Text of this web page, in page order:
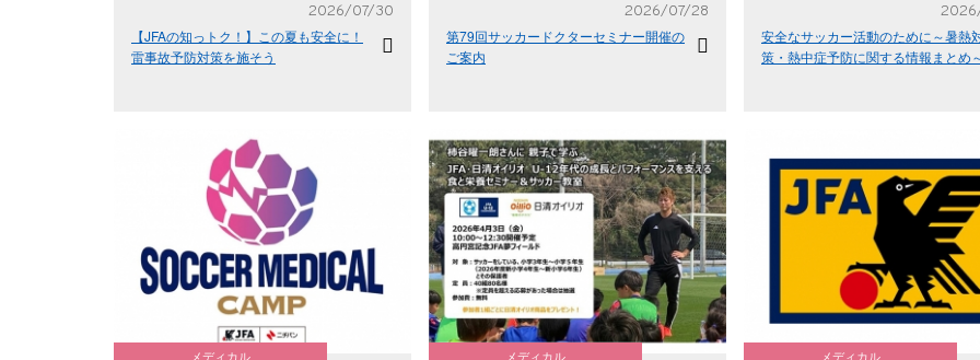
2026/07/30
【JFAの知っトク！】この夏も安全に！
雷事故予防対策を施そう
2026/07/28
第79回サッカードクターセミナー開催の
ご案内
安全なサッカー活動のために～暑熱
策・熱中症予防に関する情報まとめ
メディカル メディカル メディカル